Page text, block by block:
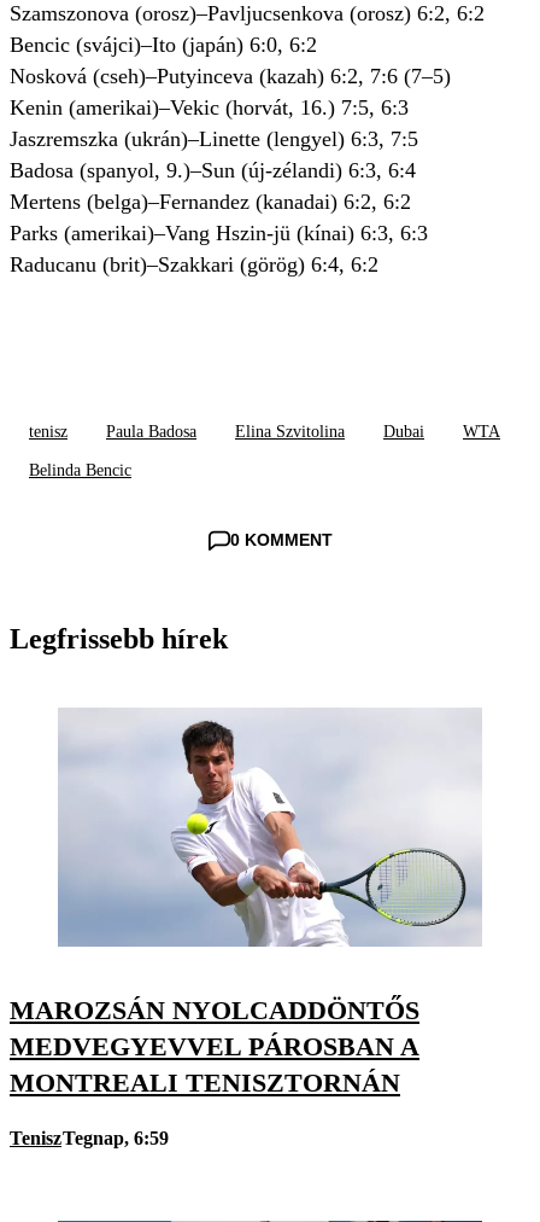
Szamszonova (orosz)–Pavljucsenkova (orosz) 6:2, 6:2
Bencic (svájci)–Ito (japán) 6:0, 6:2
Nosková (cseh)–Putyinceva (kazah) 6:2, 7:6 (7–5)
Kenin (amerikai)–Vekic (horvát, 16.) 7:5, 6:3
Jaszremszka (ukrán)–Linette (lengyel) 6:3, 7:5
Badosa (spanyol, 9.)–Sun (új-zélandi) 6:3, 6:4
Mertens (belga)–Fernandez (kanadai) 6:2, 6:2
Parks (amerikai)–Vang Hszin-jü (kínai) 6:3, 6:3
Raducanu (brit)–Szakkari (görög) 6:4, 6:2
tenisz Paula Badosa Elina Szvitolina Dubai WTA
Belinda Bencic
0 KOMMENT
Legfrissebb hírek
MAROZSÁN NYOLCADDÖNTŐS
MEDVEGYEVVEL PÁROSBAN A
MONTREALI TENISZTORNÁN
TeniszTegnap, 6:59